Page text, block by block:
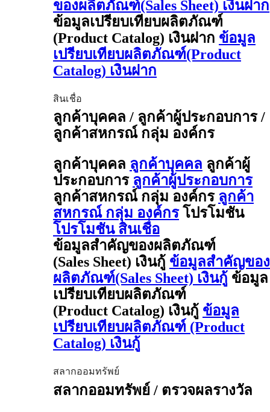
ของผลิตภัณฑ์(Sales Sheet) เงินฝาก
ข้อมูลเปรียบเทียบผลิตภัณฑ์
(Product Catalog) เงินฝาก ข้อมูล
เปรียบเทียบผลิตภัณฑ์(Product
Catalog) เงินฝาก
สินเชื่อ
ลูกค้าบุคคล / ลูกค้าผู้ประกอบการ /
ลูกค้าสหกรณ์ กลุ่ม องค์กร
ลูกค้าบุคคล ลูกค้าบุคคล ลูกค้าผู้
ประกอบการ ลูกค้าผู้ประกอบการ
ลูกค้าสหกรณ์ กลุ่ม องค์กร ลูกค้า
สหกรณ์ กลุ่ม องค์กร โปรโมชัน
โปรโมชัน สินเชื่อ
ข้อมูลสำคัญของผลิตภัณฑ์
(Sales Sheet) เงินกู้ ข้อมูลสำคัญของ
ผลิตภัณฑ์(Sales Sheet) เงินกู้ ข้อมูล
เปรียบเทียบผลิตภัณฑ์
(Product Catalog) เงินกู้ ข้อมูล
เปรียบเทียบผลิตภัณฑ์ (Product
Catalog) เงินกู้
สลากออมทรัพย์
สลากออมทรัพย์ / ตรวจผลรางวัล